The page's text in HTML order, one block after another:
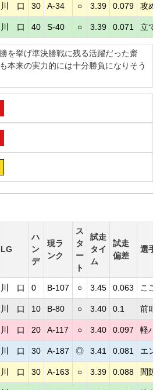
川 口 30 A-34 ○ 3.39 0.079 攻め
川 口 40 S-40 ○ 3.39 0.071 立て
を挙げ準決勝戦に残る活躍だった齋
本来の実力的には十分勝負になりそう
LG
ハ
ン
デ
現ラ
ンク
ス
タ
ー
ト
試走
タイ
ム
試走
偏差
選手
川 口 0 B-107 ○ 3.45 0.063 ここ
川 口 10 B-80 ○ 3.40 0.1 前叩
川 口 20 A-117 ○ 3.40 0.097 軽ハ
川 口 30 A-187 ◎ 3.41 0.081 エン
川 口 30 A-163 ○ 3.39 0.088 間隙